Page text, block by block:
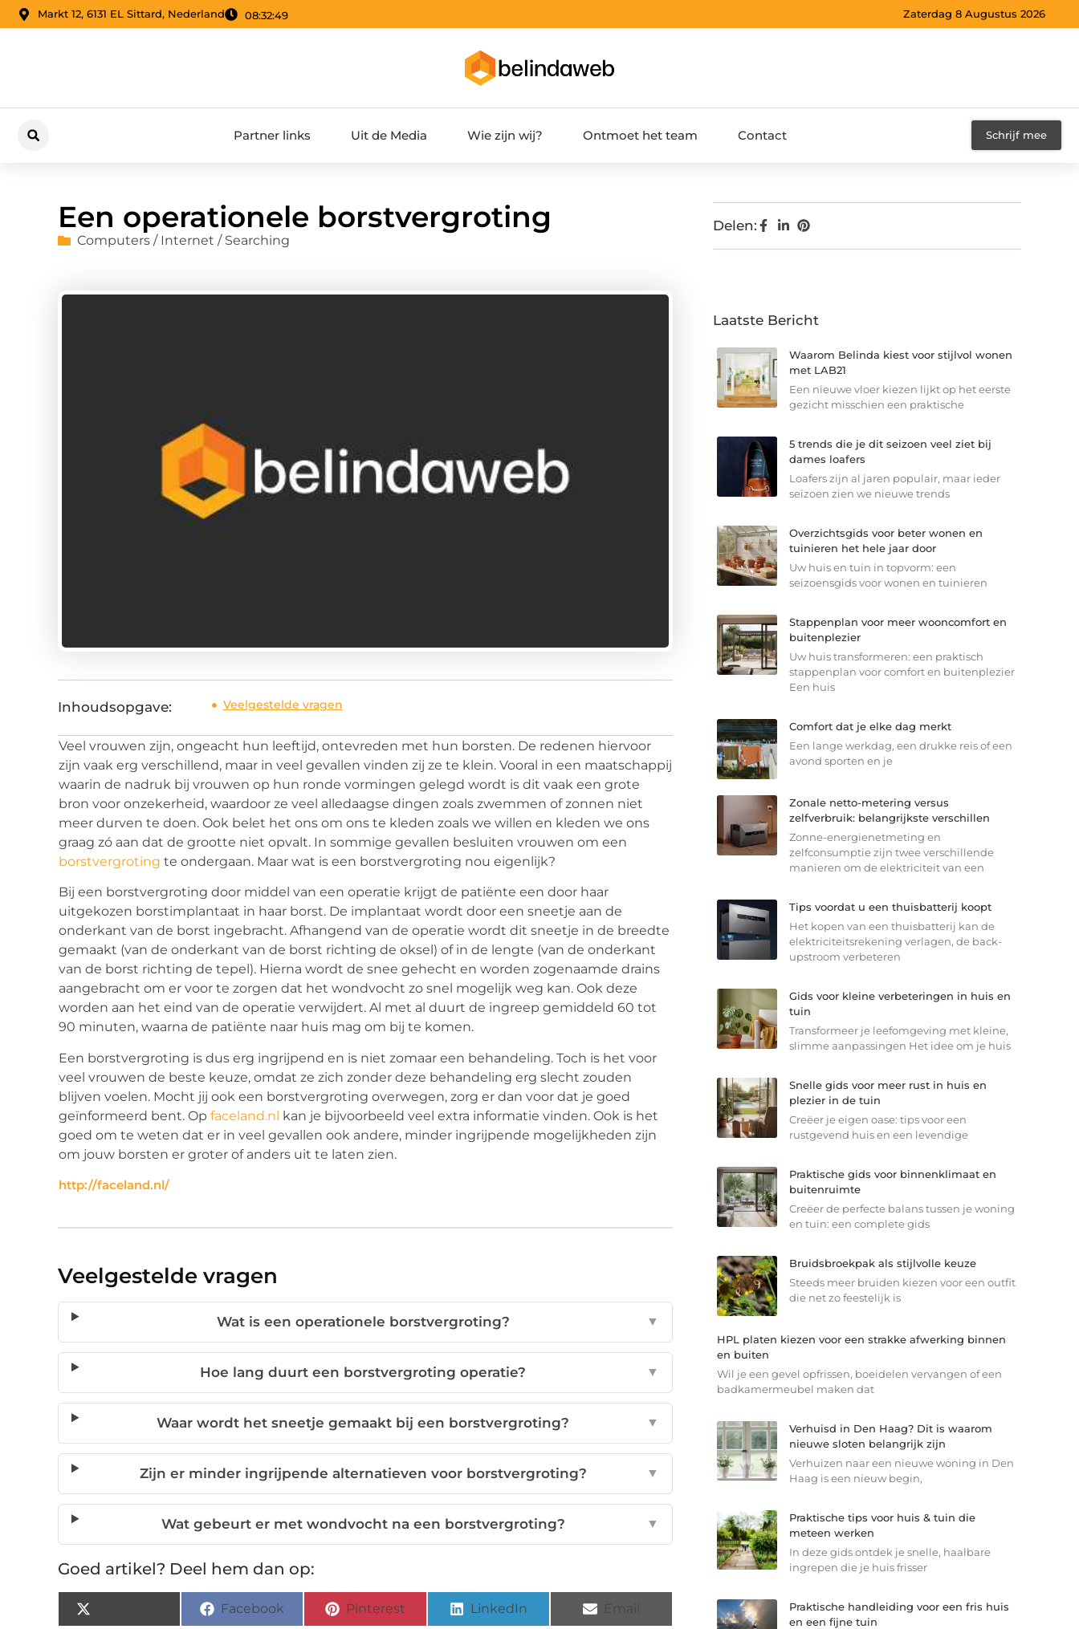
Markt 12, 6131 EL Sittard, Nederland 08:32:49 Zaterdag 8 Augustus 2026
Partner links Uit de Media Wie zijn wij? Ontmoet het team Contact Schrijf mee
Een operationele borstvergroting
Computers / Internet / Searching
Inhoudsopgave: Veelgestelde vragen
Veel vrouwen zijn, ongeacht hun leeftijd, ontevreden met hun borsten. De redenen hiervoor
zijn vaak erg verschillend, maar in veel gevallen vinden zij ze te klein. Vooral in een maatschappij
waarin de nadruk bij vrouwen op hun ronde vormingen gelegd wordt is dit vaak een grote
bron voor onzekerheid, waardoor ze veel alledaagse dingen zoals zwemmen of zonnen niet
meer durven te doen. Ook belet het ons om ons te kleden zoals we willen en kleden we ons
graag zó aan dat de grootte niet opvalt. In sommige gevallen besluiten vrouwen om een
borstvergroting te ondergaan. Maar wat is een borstvergroting nou eigenlijk?
Bij een borstvergroting door middel van een operatie krijgt de patiënte een door haar
uitgekozen borstimplantaat in haar borst. De implantaat wordt door een sneetje aan de
onderkant van de borst ingebracht. Afhangend van de operatie wordt dit sneetje in de breedte
gemaakt (van de onderkant van de borst richting de oksel) of in de lengte (van de onderkant
van de borst richting de tepel). Hierna wordt de snee gehecht en worden zogenaamde drains
aangebracht om er voor te zorgen dat het wondvocht zo snel mogelijk weg kan. Ook deze
worden aan het eind van de operatie verwijdert. Al met al duurt de ingreep gemiddeld 60 tot
90 minuten, waarna de patiënte naar huis mag om bij te komen.
Een borstvergroting is dus erg ingrijpend en is niet zomaar een behandeling. Toch is het voor
veel vrouwen de beste keuze, omdat ze zich zonder deze behandeling erg slecht zouden
blijven voelen. Mocht jij ook een borstvergroting overwegen, zorg er dan voor dat je goed
geïnformeerd bent. Op faceland.nl kan je bijvoorbeeld veel extra informatie vinden. Ook is het
goed om te weten dat er in veel gevallen ook andere, minder ingrijpende mogelijkheden zijn
om jouw borsten er groter of anders uit te laten zien.
http://faceland.nl/
Veelgestelde vragen
Wat is een operationele borstvergroting? ▼
Hoe lang duurt een borstvergroting operatie? ▼
Waar wordt het sneetje gemaakt bij een borstvergroting? ▼
Zijn er minder ingrijpende alternatieven voor borstvergroting? ▼
Wat gebeurt er met wondvocht na een borstvergroting? ▼
Goed artikel? Deel hem dan op:
Facebook Pinterest LinkedIn
Delen:
Laatste Bericht
Waarom Belinda kiest voor stijlvol wonen
met LAB21
Een nieuwe vloer kiezen lijkt op het eerste
gezicht misschien een praktische
5 trends die je dit seizoen veel ziet bij
dames loafers
Loafers zijn al jaren populair, maar ieder
seizoen zien we nieuwe trends
Overzichtsgids voor beter wonen en
tuinieren het hele jaar door
Uw huis en tuin in topvorm: een
seizoensgids voor wonen en tuinieren
Stappenplan voor meer wooncomfort en
buitenplezier
Uw huis transformeren: een praktisch
stappenplan voor comfort en buitenplezier
Een huis
Comfort dat je elke dag merkt
Een lange werkdag, een drukke reis of een
avond sporten en je
Zonale netto-metering versus
zelfverbruik: belangrijkste verschillen
Zonne-energienetmeting en
zelfconsumptie zijn twee verschillende
manieren om de elektriciteit van een
Tips voordat u een thuisbatterij koopt
Het kopen van een thuisbatterij kan de
elektriciteitsrekening verlagen, de back-
upstroom verbeteren
Gids voor kleine verbeteringen in huis en
tuin
Transformeer je leefomgeving met kleine,
slimme aanpassingen Het idee om je huis
Snelle gids voor meer rust in huis en
plezier in de tuin
Creëer je eigen oase: tips voor een
rustgevend huis en een levendige
Praktische gids voor binnenklimaat en
buitenruimte
Creëer de perfecte balans tussen je woning
en tuin: een complete gids
Bruidsbroekpak als stijlvolle keuze
Steeds meer bruiden kiezen voor een outfit
die net zo feestelijk is
HPL platen kiezen voor een strakke afwerking binnen
en buiten
Wil je een gevel opfrissen, boeidelen vervangen of een
badkamermeubel maken dat
Verhuisd in Den Haag? Dit is waarom
nieuwe sloten belangrijk zijn
Verhuizen naar een nieuwe woning in Den
Haag is een nieuw begin,
Praktische tips voor huis & tuin die
meteen werken
In deze gids ontdek je snelle, haalbare
ingrepen die je huis frisser
Praktische handleiding voor een fris huis
en een fijne tuin